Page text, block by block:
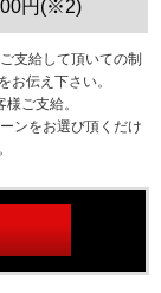
円(※2)
支給して頂いての制
お伝え下さい。
ご支給。
ンをお選び頂くだけ